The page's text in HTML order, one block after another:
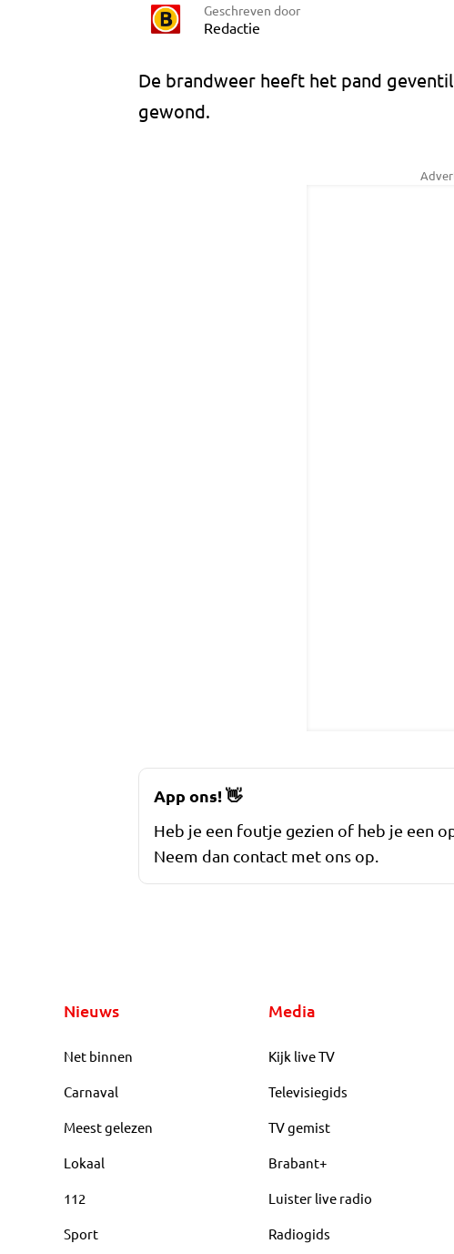
Geschreven door
Redactie
De brandweer heeft het pand
gewond.
App ons!👋
Heb je een foutje gezien of heb je een
Neem dan contact met ons op.
Nieuws
Net binnen
Carnaval
Meest gelezen
Lokaal
112
Sport
Media
Kijk live TV
Televisiegids
TV gemist
Brabant+
Luister live radio
Radiogids